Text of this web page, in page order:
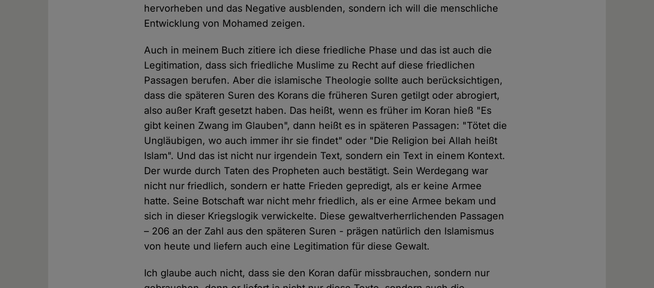
hervorheben und das Negative ausblenden, sondern ich will die menschliche
Entwicklung von Mohamed zeigen.
Auch in meinem Buch zitiere ich diese friedliche Phase und das ist auch die
Legitimation, dass sich friedliche Muslime zu Recht auf diese friedlichen
Passagen berufen. Aber die islamische Theologie sollte auch berücksichtigen,
dass die späteren Suren des Korans die früheren Suren getilgt oder abrogiert,
also außer Kraft gesetzt haben. Das heißt, wenn es früher im Koran hieß "Es
gibt keinen Zwang im Glauben", dann heißt es in späteren Passagen: "Tötet die
Ungläubigen, wo auch immer ihr sie findet" oder "Die Religion bei Allah heißt
Islam". Und das ist nicht nur irgendein Text, sondern ein Text in einem Kontext.
Der wurde durch Taten des Propheten auch bestätigt. Sein Werdegang war
nicht nur friedlich, sondern er hatte Frieden gepredigt, als er keine Armee
hatte. Seine Botschaft war nicht mehr friedlich, als er eine Armee bekam und
sich in dieser Kriegslogik verwickelte. Diese gewaltverherrlichenden Passagen
– 206 an der Zahl aus den späteren Suren - prägen natürlich den Islamismus
von heute und liefern auch eine Legitimation für diese Gewalt.
Ich glaube auch nicht, dass sie den Koran dafür missbrauchen, sondern nur